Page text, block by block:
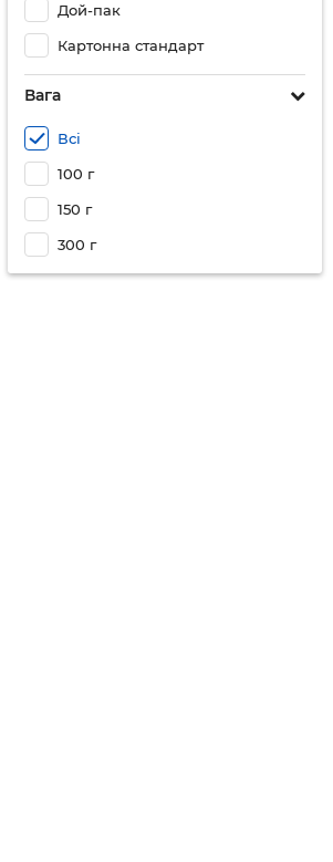
Дой-пак
Картонна стандарт
Вага
Всі
100 г
150 г
300 г